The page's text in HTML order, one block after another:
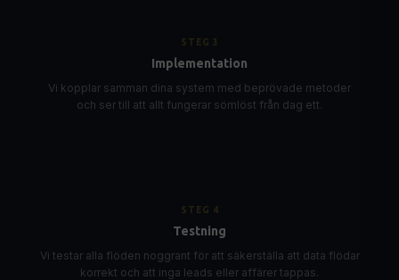
STEG 3
Implementation
Vi kopplar samman dina system med beprövade metoder
och ser till att allt fungerar sömlöst från dag ett.
STEG 4
Testning
Vi testar alla flöden noggrant för att säkerställa att data flödar
korrekt och att inga leads eller affärer tappas.